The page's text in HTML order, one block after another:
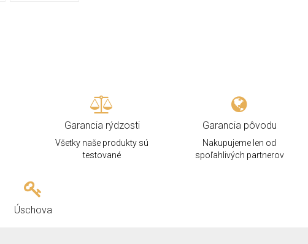
Garancia rýdzosti
Všetky naše produkty sú
testované
Garancia pôvodu
Nakupujeme len od
spoľahlivých partnerov
Úschova